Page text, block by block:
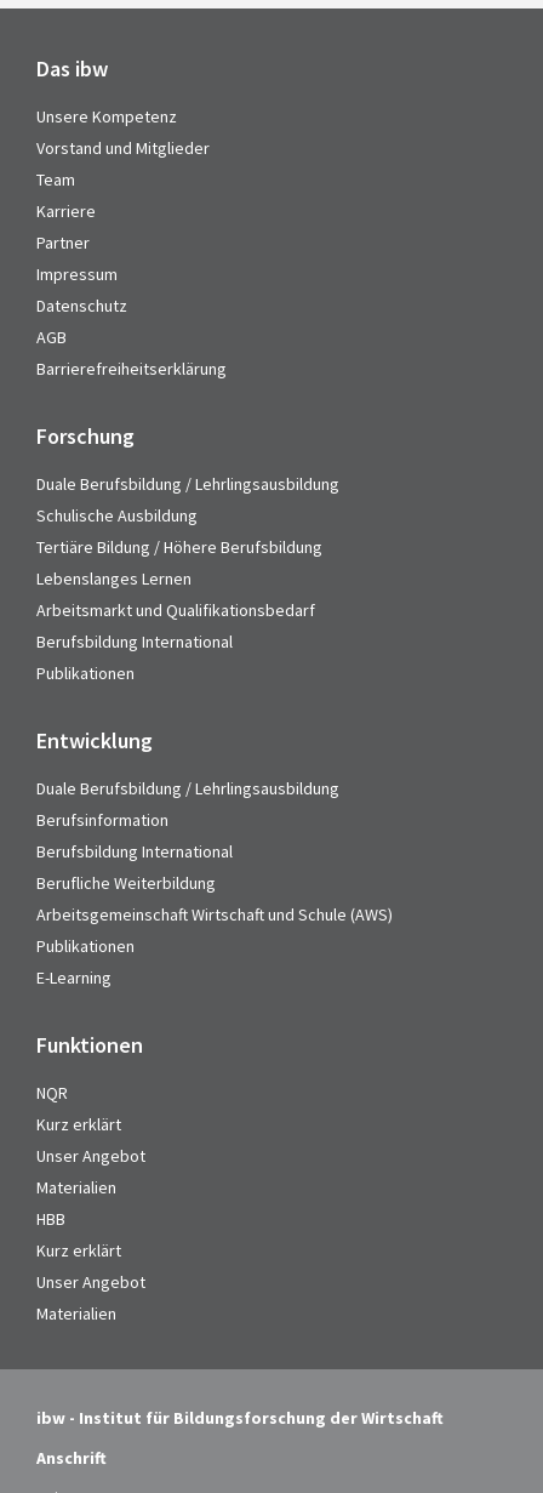
Das ibw
Unsere Kompetenz
Vorstand und Mitglieder
Team
Karriere
Partner
Impressum
Datenschutz
AGB
Barrierefreiheitserklärung
Forschung
Duale Berufsbildung / Lehrlingsausbildung
Schulische Ausbildung
Tertiäre Bildung / Höhere Berufsbildung
Lebenslanges Lernen
Arbeitsmarkt und Qualifikationsbedarf
Berufsbildung International
Publikationen
Entwicklung
Duale Berufsbildung / Lehrlingsausbildung
Berufsinformation
Berufsbildung International
Berufliche Weiterbildung
Arbeitsgemeinschaft Wirtschaft und Schule (AWS)
Publikationen
E-Learning
Funktionen
NQR
Kurz erklärt
Unser Angebot
Materialien
HBB
Kurz erklärt
Unser Angebot
Materialien
ibw - Institut für Bildungsforschung der Wirtschaft
Anschrift